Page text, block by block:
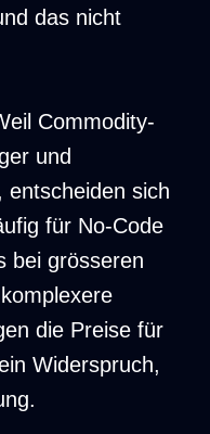
das nicht
Commodity-
und
entscheiden sich
für No-Code
bei grösseren
die Preise für
Widerspruch,